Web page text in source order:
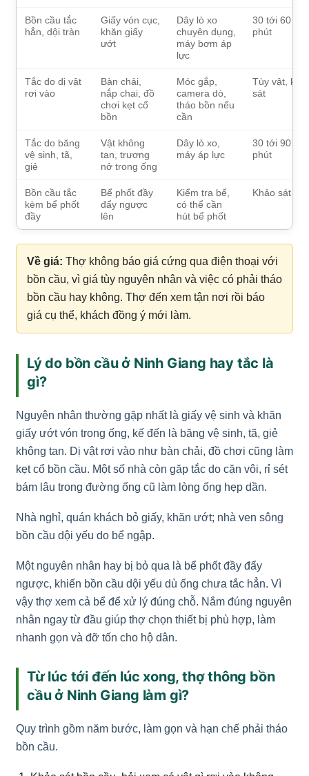
Bồn cầu tắc
hẳn, dội tràn
Giấy vón cục,
khăn giấy
ướt
Dây lò xo
chuyên dụng,
máy bơm áp
lực
30 tới 60
phút
Tắc do dị vật
rơi vào
Bàn chải,
nắp chai, đồ
chơi kẹt cổ
bồn
Móc gắp,
camera dò,
tháo bồn nếu
cần
Tùy vật,
sát
Tắc do băng
vệ sinh, tã,
giẻ
Vật không
tan, trương
nở trong ống
Dây lò xo,
máy áp lực
30 tới 90
phút
Bồn cầu tắc
kèm bể phốt
đầy
Bể phốt đầy
đẩy ngược
lên
Kiểm tra bể,
có thể cần
hút bể phốt
Khảo sát
Về giá: Thợ không báo giá cứng qua điện thoại với
bồn cầu, vì giá tùy nguyên nhân và việc có phải tháo
bồn cầu hay không. Thợ đến xem tận nơi rồi báo
giá cụ thể, khách đồng ý mới làm.
Lý do bồn cầu ở Ninh Giang hay tắc là
gì?
Nguyên nhân thường gặp nhất là giấy vệ sinh và khăn
giấy ướt vón trong ống, kế đến là băng vệ sinh, tã, giẻ
không tan. Dị vật rơi vào như bàn chải, đồ chơi cũng làm
kẹt cổ bồn cầu. Một số nhà còn gặp tắc do cặn vôi, rỉ sét
bám lâu trong đường ống cũ làm lòng ống hẹp dần.
Nhà nghỉ, quán khách bỏ giấy, khăn ướt; nhà ven sông
bồn cầu dội yếu do bể ngập.
Một nguyên nhân hay bị bỏ qua là bể phốt đầy đẩy
ngược, khiến bồn cầu dội yếu dù ống chưa tắc hẳn. Vì
vậy thợ xem cả bể để xử lý đúng chỗ. Nắm đúng nguyên
nhân ngay từ đầu giúp thợ chọn thiết bị phù hợp, làm
nhanh gọn và đỡ tốn cho hộ dân.
Từ lúc tới đến lúc xong, thợ thông bồn
cầu ở Ninh Giang làm gì?
Quy trình gồm năm bước, làm gọn và hạn chế phải tháo
bồn cầu.